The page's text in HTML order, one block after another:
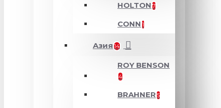
HOLTON 7
CONN 1
Азия 14
ROY BENSON
4
BRAHNER 5